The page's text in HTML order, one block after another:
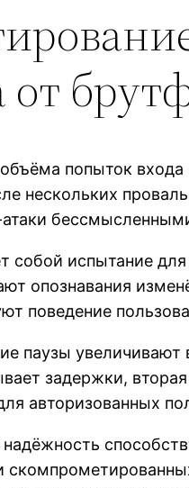
от
попыток
нескольких
собой испытание
опознавания
поведение
паузы
задержки,
авторизованных